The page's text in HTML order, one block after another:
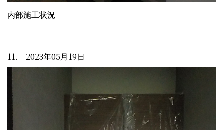
内部施工状況
11. 2023年05月19日